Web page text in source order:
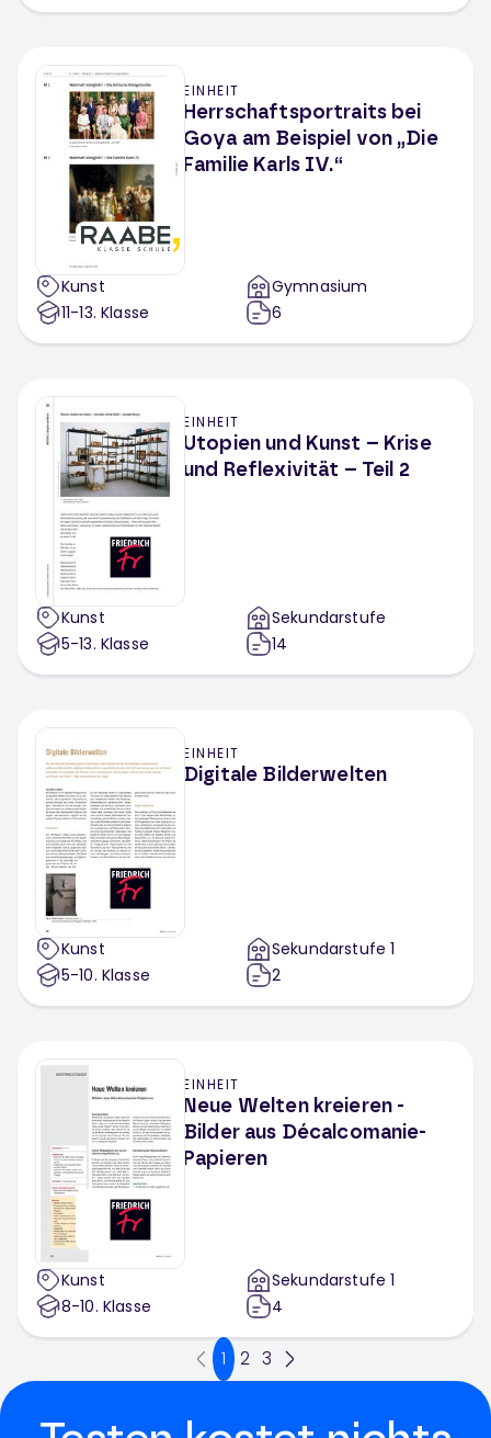
EINHEIT
Herrschaftsportraits bei
Goya am Beispiel von „Die
Familie Karls IV.“
Kunst
11-13. Klasse
Gymnasium
6
EINHEIT
Utopien und Kunst – Krise
und Reflexivität – Teil 2
Kunst
5-13. Klasse
Sekundarstufe
14
EINHEIT
Digitale Bilderwelten
Kunst
5-10. Klasse
Sekundarstufe 1
2
EINHEIT
Neue Welten kreieren -
Bilder aus Décalcomanie-
Papieren
Kunst
8-10. Klasse
Sekundarstufe 1
4
1 2 3